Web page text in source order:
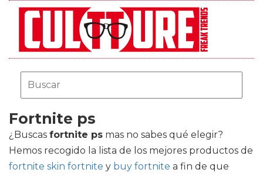
Fortnite ps
¿Buscas fortnite ps mas no sabes qué elegir?
Hemos recogido la lista de los mejores productos de
fortnite skin fortnite y buy fortnite a fin de que